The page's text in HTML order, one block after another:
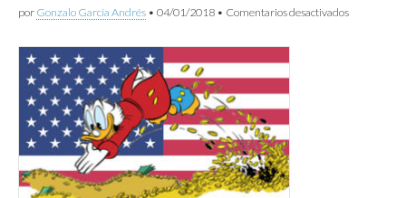
por Gonzalo García Andrés • 04/01/2018 • Comentarios desactivadosen